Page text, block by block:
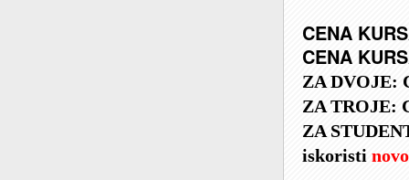
CENA
CENA
ZA DVOJE:
ZA TROJE:
ZA
iskoristi